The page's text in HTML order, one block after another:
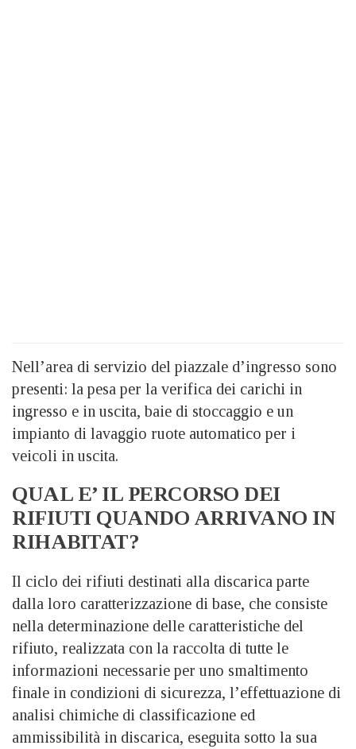
Nell’area di servizio del piazzale d’ingresso sono
presenti: la pesa per la verifica dei carichi in
ingresso e in uscita, baie di stoccaggio e un
impianto di lavaggio ruote automatico per i
veicoli in uscita.
QUAL E’ IL PERCORSO DEI
RIFIUTI QUANDO ARRIVANO IN
RIHABITAT?
Il ciclo dei rifiuti destinati alla discarica parte
dalla loro caratterizzazione di base, che consiste
nella determinazione delle caratteristiche del
rifiuto, realizzata con la raccolta di tutte le
informazioni necessarie per uno smaltimento
finale in condizioni di sicurezza, l’effettuazione di
analisi chimiche di classificazione ed
ammissibilità in discarica, eseguita sotto la sua